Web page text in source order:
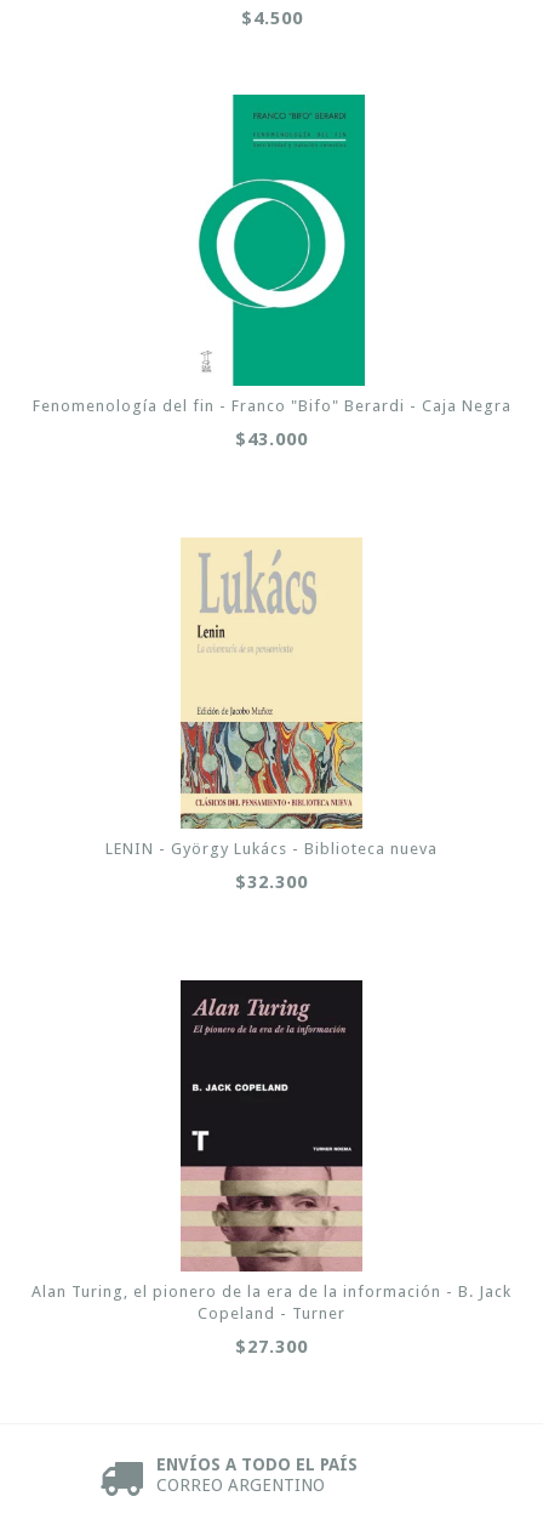
$4.500
Fenomenología del fin - Franco "Bifo" Berardi - Caja Negra
$43.000
LENIN - György Lukács - Biblioteca nueva
$32.300
Alan Turing, el pionero de la era de la información - B. Jack
Copeland - Turner
$27.300
ENVÍOS A TODO EL PAÍS
CORREO ARGENTINO